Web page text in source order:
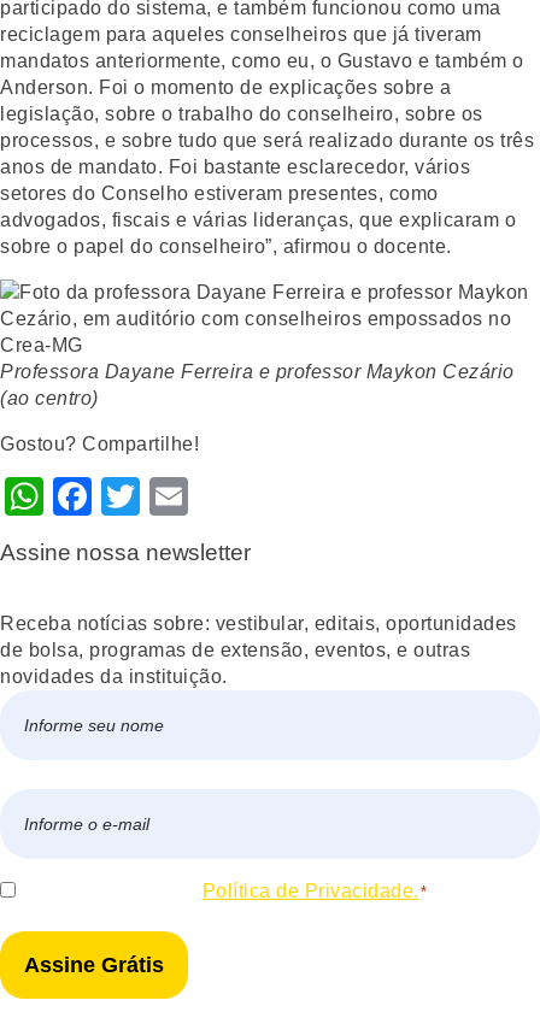
participado do sistema, e também funcionou como uma
reciclagem para aqueles conselheiros que já tiveram
mandatos anteriormente, como eu, o Gustavo e também o
Anderson. Foi o momento de explicações sobre a
legislação, sobre o trabalho do conselheiro, sobre os
processos, e sobre tudo que será realizado durante os três
anos de mandato. Foi bastante esclarecedor, vários
setores do Conselho estiveram presentes, como
advogados, fiscais e várias lideranças, que explicaram o
sobre o papel do conselheiro”, afirmou o docente.
Professora Dayane Ferreira e professor Maykon Cezário
(ao centro)
Gostou? Compartilhe!
WhatsApp
Facebook
Twitter
Assine nossa newsletter
Receba notícias sobre: vestibular, editais, oportunidades
de bolsa, programas de extensão, eventos, e outras
novidades da instituição.
mail
Consentir Política de Privacidade. *